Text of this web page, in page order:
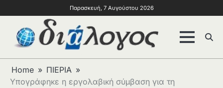
Παρασκευή, 7 Αυγούστου 2026
Home
ΠΙΕΡΙΑ
Υπογράφηκε η εργολαβική σύμβαση για τη